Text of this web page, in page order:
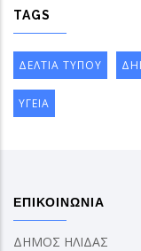
TAGS
ΔΕΛΤΙΑ ΤΥΠΟΥ
ΥΓΕΙΑ
ΕΠΙΚΟΙΝΩΝΙΑ
ΔΗΜΟΣ ΗΛΙΔΑΣ